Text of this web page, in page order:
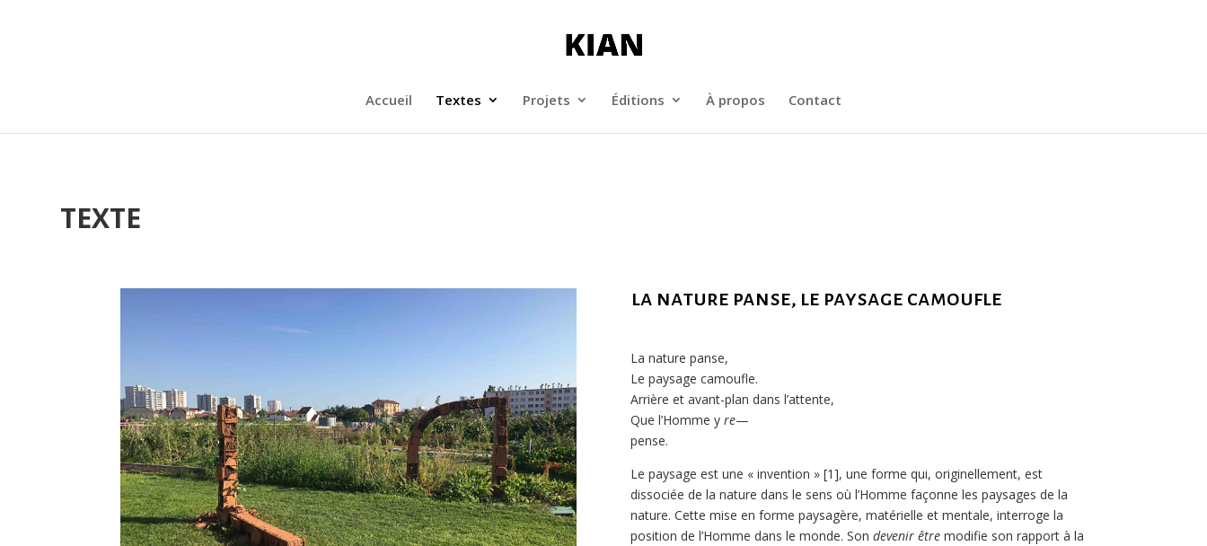
Accueil Textes Projets Éditions À propos Contact
TEXTE
la nature panse, le paysage camoufle
La nature panse,
Le paysage camoufle.
Arrière et avant-plan dans l’attente,
Que l’Homme y re—
pense.
Le paysage est une « invention » [1], une forme qui, originellement, est
dissociée de la nature dans le sens où l’Homme façonne les paysages de la
nature. Cette mise en forme paysagère, matérielle et mentale, interroge la
position de l’Homme dans le monde. Son devenir êtremodifie son rapport à la